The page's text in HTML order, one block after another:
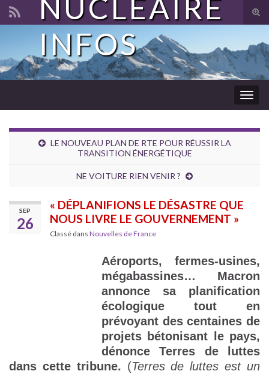
Search for:
NUCLÉAIRE
INFOS
LE NOUVEAU PLAN DE RTE POUR RÉUSSIR LA
TRANSITION ÉNERGÉTIQUE
NE VOITURE RIEN VENIR ?
SEP
26
« DÉPLANIFIONS LE DÉSASTRE QUE
NOUS LIVRE LE GOUVERNEMENT »
Classé dans Nouvelles de France
Aéroports, fermes-usines,
mégabassines… Macron
annonce sa planification
écologique tout en
prévoyant des centaines de
projets bétonisant le pays,
dénonce Terres de luttes
dans cette tribune. (Terres de luttes est un